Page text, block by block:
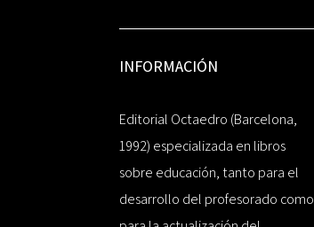
INFORMACIÓN
Editorial Octaedro (Barcelona,
1992) especializada en libros
sobre educación, tanto para el
desarrollo del profesorado como